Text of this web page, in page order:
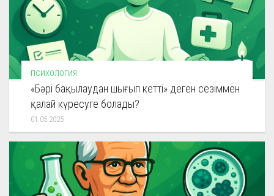
ПСИХОЛОГИЯ
«Бәрі бақылаудан шығып кетті» деген сезіммен
қалай күресуге болады?
01.05.2025